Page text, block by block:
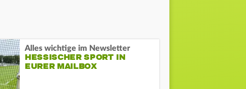
Alles wichtige im Newsletter
HESSISCHER SPORT IN
EURER MAILBOX